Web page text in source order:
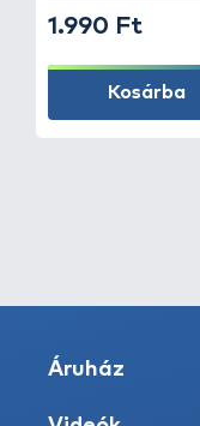
1.990 Ft
Kosárba
Áruház